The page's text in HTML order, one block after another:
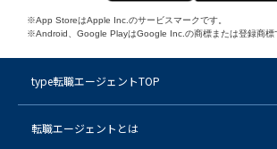
※App StoreはApple Inc.のサービスマークです。
※Android、Google PlayはGoogle Inc.の商標または登録商標
type転職エージェントTOP
転職エージェントとは